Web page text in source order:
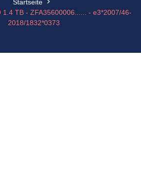
Startseite
1.4 TB - ZFA35600006...... - e3*2007/46-
2018/1832*0373